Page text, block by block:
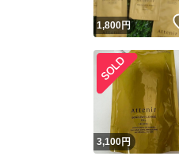
1,800円
3,100円